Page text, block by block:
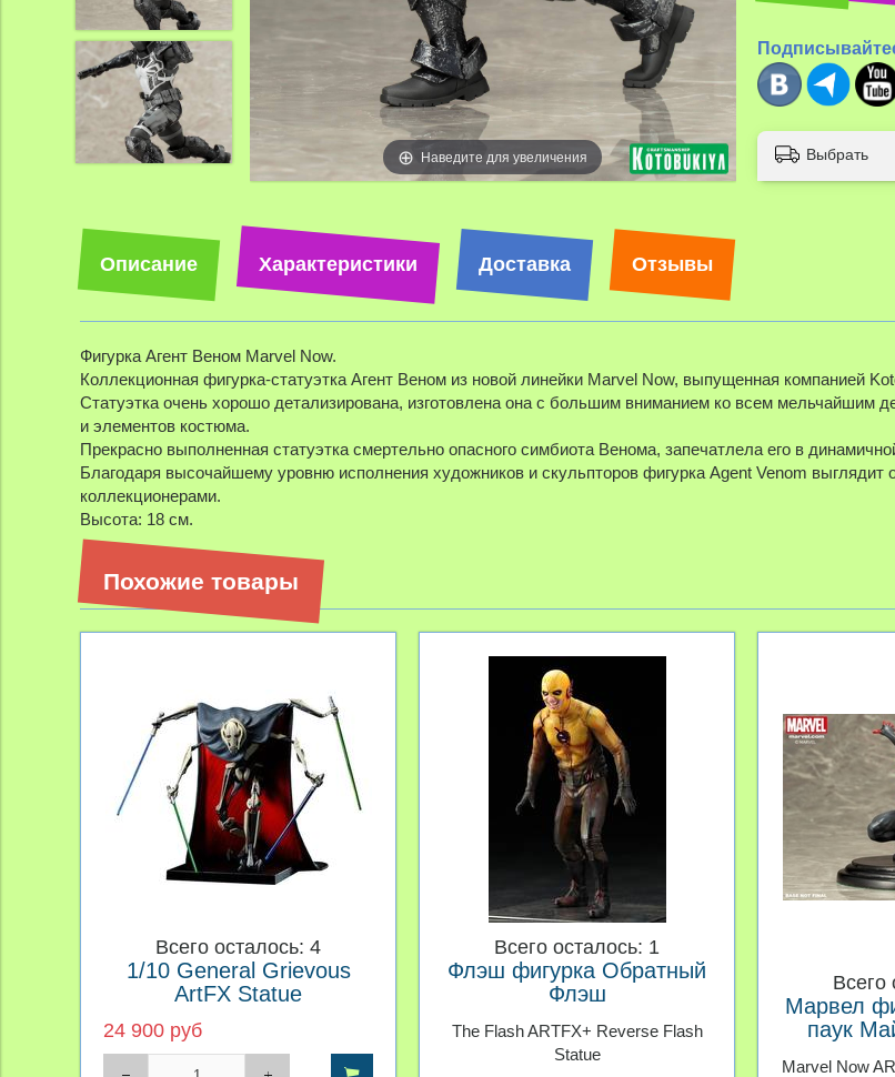
Наведите для увеличения Выбрать
Описание Характеристики Доставка Отзывы
Фигурка Агент Веном Marvel Now.
Коллекционная фигурка-статуэтка Агент Веном из новой линейки Marvel Now, выпущенная компанией
Статуэтка очень хорошо детализирована, изготовлена она с большим вниманием ко всем мельчайшим
и элементов костюма.
Прекрасно выполненная статуэтка смертельно опасного симбиота Венома, запечатлела его в
Благодаря высочайшему уровню исполнения художников и скульпторов фигурка Agent Venom выглядит
коллекционерами.
Высота: 18 см.
Похожие товары
Всего осталось: 4
1/10 General Grievous
ArtFX Statue
24 900 руб
Всего осталось: 1
Флэш фигурка Обратный
Флэш
The Flash ARTFX+ Reverse Flash
Statue
Всего
Марвел
паук
Marvel Now